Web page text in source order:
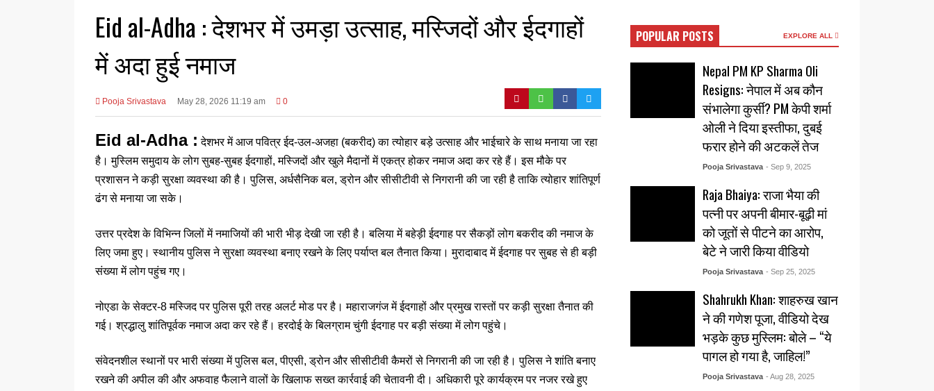
Eid al-Adha : देशभर में उमड़ा उत्साह, मस्जिदों और ईदगाहों
में अदा हुई नमाज
Pooja Srivastava May 28, 2026 11:19 am 0
Eid al-Adha : देशभर में आज पवित्र ईद-उल-अजहा (बकरीद) का त्योहार बड़े उत्साह और भाईचारे के साथ मनाया जा रहा
है। मुस्लिम समुदाय के लोग सुबह-सुबह ईदगाहों, मस्जिदों और खुले मैदानों में एकत्र होकर नमाज अदा कर रहे हैं। इस मौके पर
प्रशासन ने कड़ी सुरक्षा व्यवस्था की है। पुलिस, अर्धसैनिक बल, ड्रोन और सीसीटीवी से निगरानी की जा रही है ताकि त्योहार शांतिपूर्ण
ढंग से मनाया जा सके।
उत्तर प्रदेश के विभिन्न जिलों में नमाजियों की भारी भीड़ देखी जा रही है। बलिया में बहेड़ी ईदगाह पर सैकड़ों लोग बकरीद की नमाज के
लिए जमा हुए। स्थानीय पुलिस ने सुरक्षा व्यवस्था बनाए रखने के लिए पर्याप्त बल तैनात किया। मुरादाबाद में ईदगाह पर सुबह से ही बड़ी
संख्या में लोग पहुंच गए।
नोएडा के सेक्टर-8 मस्जिद पर पुलिस पूरी तरह अलर्ट मोड पर है। महाराजगंज में ईदगाहों और प्रमुख रास्तों पर कड़ी सुरक्षा तैनात की
गई। श्रद्धालु शांतिपूर्वक नमाज अदा कर रहे हैं। हरदोई के बिलग्राम चुंगी ईदगाह पर बड़ी संख्या में लोग पहुंचे।
संवेदनशील स्थानों पर भारी संख्या में पुलिस बल, पीएसी, ड्रोन और सीसीटीवी कैमरों से निगरानी की जा रही है। पुलिस ने शांति बनाए
रखने की अपील की और अफवाह फैलाने वालों के खिलाफ सख्त कार्रवाई की चेतावनी दी। अधिकारी पूरे कार्यक्रम पर नजर रखे हुए
POPULAR POSTS EXPLORE ALL
Nepal PM KP Sharma Oli
Resigns: नेपाल में अब कौन
संभालेगा कुर्सी? PM केपी शर्मा
ओली ने दिया इस्तीफा, दुबई
फरार होने की अटकलें तेज
Pooja Srivastava - Sep 9, 2025
Raja Bhaiya: राजा भैया की
पत्नी पर अपनी बीमार-बूढ़ी मां
को जूतों से पीटने का आरोप,
बेटे ने जारी किया वीडियो
Pooja Srivastava - Sep 25, 2025
Shahrukh Khan: शाहरुख खान
ने की गणेश पूजा, वीडियो देख
भड़के कुछ मुस्लिम: बोले – “ये
पागल हो गया है, जाहिल!”
Pooja Srivastava - Aug 28, 2025